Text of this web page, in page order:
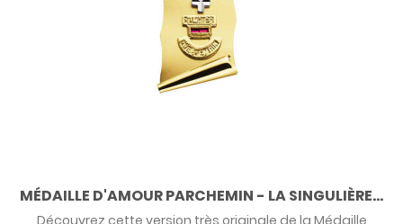
MÉDAILLE D'AMOUR PARCHEMIN - LA SINGULIÈRE...